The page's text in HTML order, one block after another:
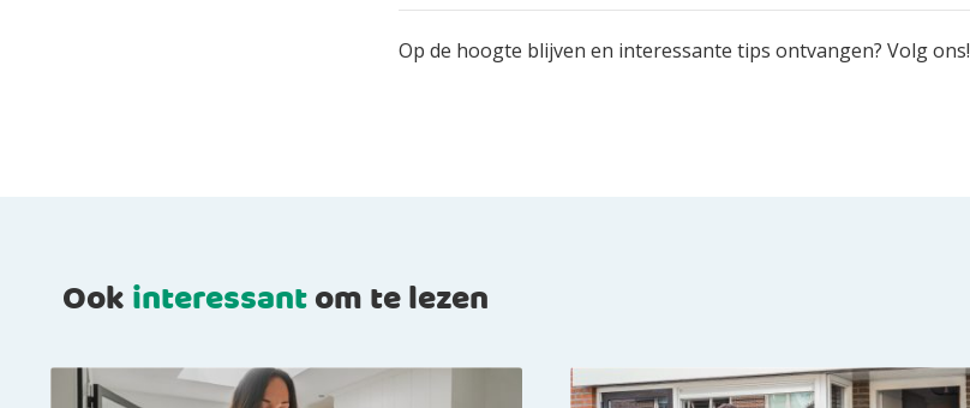
Op de hoogte blijven en interessante tips ontvangen? Volg ons!
Ookinteressantom te lezen